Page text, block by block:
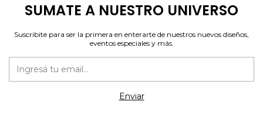
SUMATE A NUESTRO UNIVERSO
Suscribite para ser la primera en enterarte de nuestros nuevos diseños,
eventos especiales y más.